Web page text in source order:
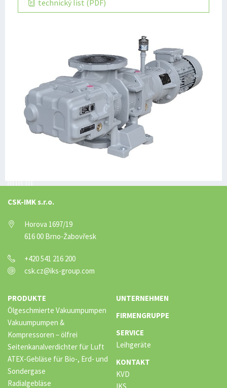
technický list (PDF)
CSK-IMK s.r.o.
Horova 1697/19
616 00 Brno-Žabovřesk
+420 541 216 200
csk.cz@iks-group.com
PRODUKTE
Ölgeschmierte Vakuumpumpen
Vakuumpumpen &
Kompressoren – ölfrei
Seitenkanalverdichter für Luft
ATEX-Gebläse für Bio-, Erd- und
Sondergase
Radialgebläse
UNTERNEHMEN
FIRMENGRUPPE
SERVICE
Leihgeräte
KONTAKT
KVD
IKS